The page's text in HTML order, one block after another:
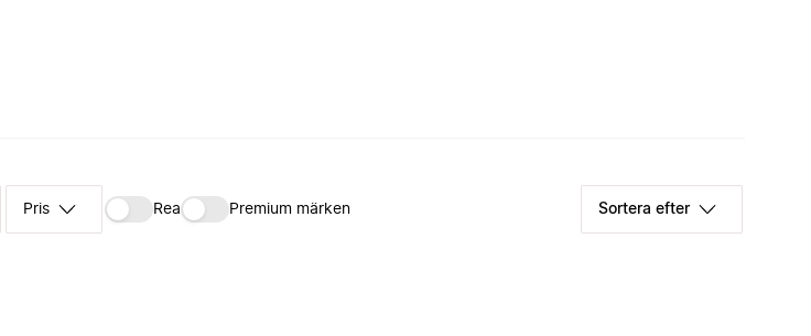
Pris Rea Premium märken Sortera efter